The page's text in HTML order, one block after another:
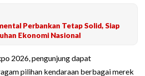
Perbankan Tetap Solid, Siap
Ekonomi Nasional
2026, pengunjung dapat
pilihan kendaraan berbagai merek